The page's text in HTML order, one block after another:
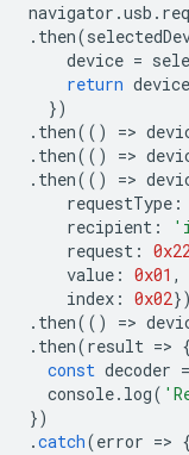
navigator .usb .
. then(
device =
return device
})
. then(() =>
. then(() =>
. then(() =>
requestType :
recipient :
request :
value : 0x01 ,
index : 0x02
. then(() =>
. then(result => {
const decoder =
console. log(
})
.catch(error => {